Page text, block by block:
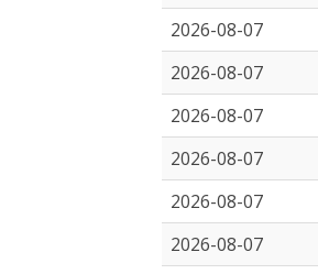
2026-08-07
2026-08-07
2026-08-07
2026-08-07
2026-08-07
2026-08-07